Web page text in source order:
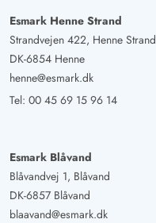
Esmark Henne Strand
Strandvejen 422, Henne Strand
DK-6854 Henne
henne@esmark.dk
Tel: 00 45 69 15 96 14
Esmark Blåvand
Blåvandvej 1, Blåvand
DK-6857 Blåvand
blaavand@esmark.dk